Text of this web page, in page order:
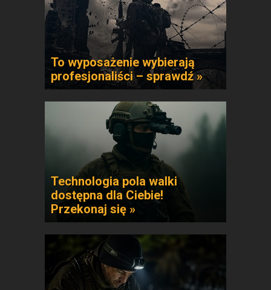
To wyposażenie wybierają
profesjonaliści – sprawdź »
Technologia pola walki
dostępna dla Ciebie!
Przekonaj się »